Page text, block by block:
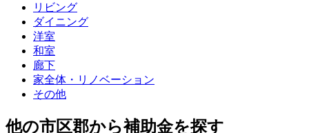
リビング
ダイニング
洋室
和室
廊下
家全体・リノベーション
その他
他の市区郡から補助金を探す